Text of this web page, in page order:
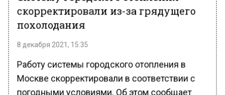
скорректировали из-за грядущего
похолодания
8 декабря 2021, 15:35
Работу системы городского отопления в
Москве скорректировали в соответствии с
погодными условиями. Об этом сообщает